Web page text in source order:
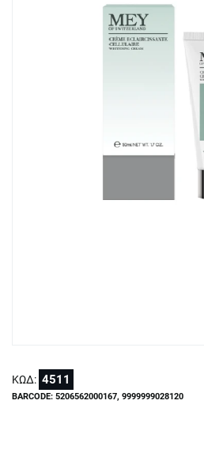
ΚΩΔ: 4511
BARCODE: 5206562000167, 9999999028120